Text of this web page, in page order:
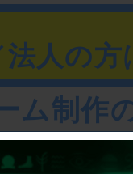
人の方
ム制作